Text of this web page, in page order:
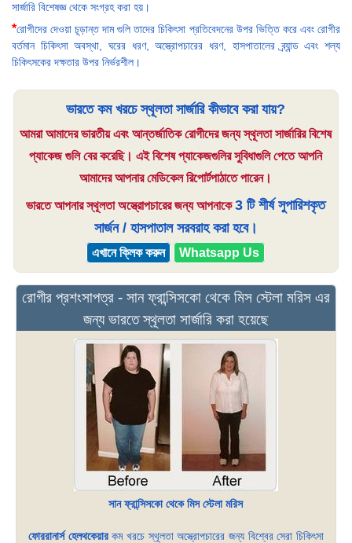
সার্জারি বিশেষজ্ঞ থেকে সংগ্রহ করা হয়।
*রোগীদের দেওয়া চূড়ান্ত দাম গুলি তাদের চিকিৎসা প্রতিবেদনের উপর ভিত্তি করে এবং রোগীর
বর্তমান চিকিৎসা অবস্থা, ঘরের ধরণ, অস্ত্রোপচারের ধরণ, হাসপাতালের ব্র্যান্ড এবং শল্য
চিকিৎসকের দক্ষতার উপর নির্ভরশীল।
ভারতে কম খরচে স্থূলতা সার্জারি কীভাবে করা যায়?
আমরা আমাদের ভারতীয় এবং আন্তর্জাতিক রোগীদের জন্য স্থূলতা সার্জারির বিশেষ
প্যাকেজ গুলি বের করেছি। এই বিশেষ প্যাকেজগুলির সুবিধাগুলি পেতে আপনি
আমাদের আপনার মেডিকেল রিপোর্টপাঠাতে পারেন।
ভারতে আপনার স্থূলতা অস্ত্রোপচারের জন্য আপনাকে3 টি শীর্ষ সুপারিশকৃত
সার্জন / হাসপাতাল সরবরাহ করা হবে।
এখানে ক্লিক করুন Whatsapp Us
রোগীর প্রশংসাপত্র - সান ফ্রান্সিসকো থেকে মিস স্টেলা মরিস এর
জন্য ভারতে স্থূলতা সার্জারি করা হয়েছে
সান ফ্রান্সিসকো থেকে মিস স্টেলা মরিস
ফোররানার্স হেলথকেয়ারকম খরচে স্থূলতা অস্ত্রোপচারের জন্য বিশ্বের সেরা চিকিৎসা